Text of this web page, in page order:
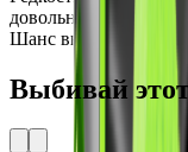
довольно редким и
Шанс выпадения
Выбивай